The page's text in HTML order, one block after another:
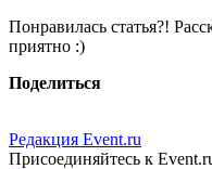
Понравилась статья?!
приятно :)
Поделиться
Редакция Event.ru
Присоединяйтесь к